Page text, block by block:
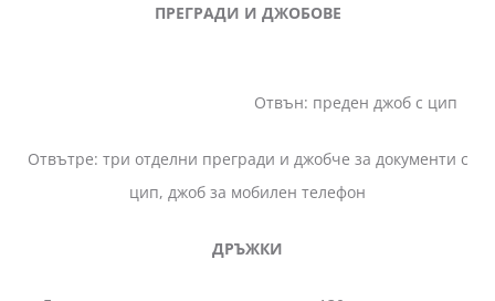
ПРЕГРАДИ И ДЖОБОВЕ
Отвън: преден джоб с цип
Отвътре: три отделни прегради и джобче за документи с
цип, джоб за мобилен телефон
ДРЪЖКИ